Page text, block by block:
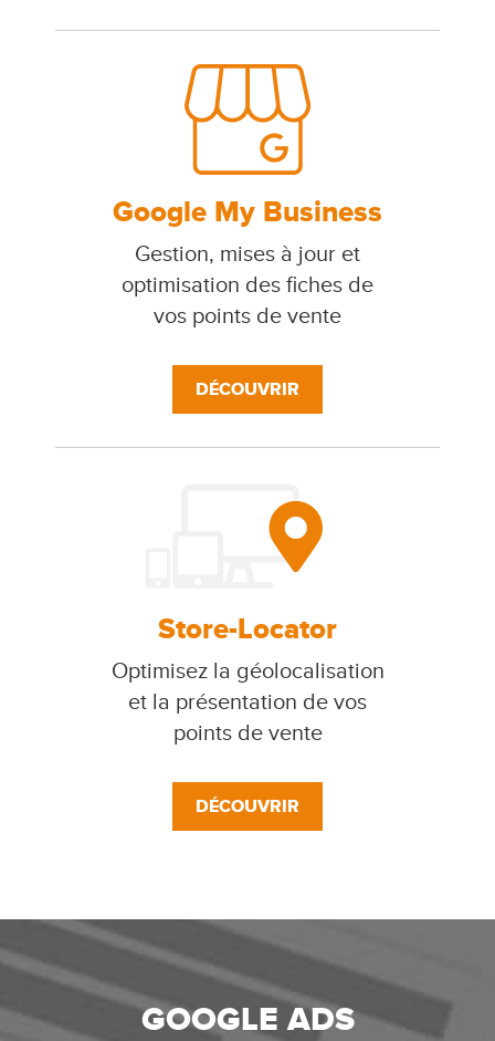
Google My Business
Gestion, mises à jour et
optimisation des fiches de
vos points de vente
DÉCOUVRIR
Store-Locator
Optimisez la géolocalisation
et la présentation de vos
points de vente
DÉCOUVRIR
GOOGLE ADS